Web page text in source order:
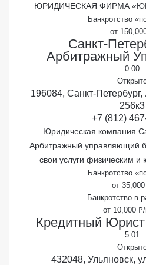
ЮРИДИЧЕСКАЯ ФИРМА
Банкротство
от
Санкт-
Арбитражный
0.00
196084, Санкт-Петербург,
256к3
+7 (812)
Юридическая компания
Арбитражный управляющий
свои услуги физическим и
Банкротство
от
Банкротство в
от 10,000 ₽/
Кредитный Юрист
5.01
432048, Ульяновск,